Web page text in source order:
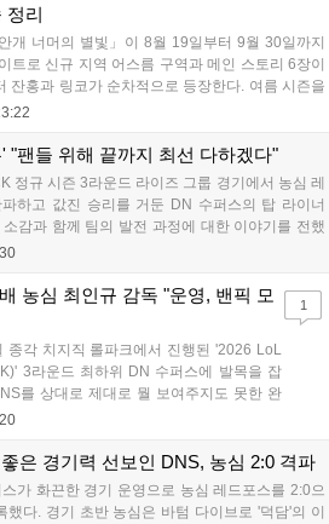
정리
개 너머의 별빛」이 8월 19일부터 9월 30일까지
트로 신규 지역 어스름 구역과 메인 스토리 6장이
잔홍과 링코가 순차적으로 등장한다. 여름 시즌을
오토바이 등 다채로운 이벤트가 열리고, 캐릭터
제공되며, 상세 일정은 공식 채널을 통해 확인할
"팬들 위해 끝까지 최선 다하겠다"
정규 시즌 3라운드 라이즈 그룹 경기에서 농심 레
하고 값진 승리를 거둔 DN 수퍼스의 탑 라이너
감과 함께 팀의 발전 과정에 대한 이야기를 전했
완승에 대해 '두두'는 "진짜 오랜만에 거둔 2:0 승
농심 최인규 감독 "운영, 밴픽 모
종각 치지직 롤파크에서 진행된 '2026 LoL
3라운드 최하위 DN 수퍼스에 발목을 잡
를 상대로 제대로 뭘 보여주지도 못한 완
하 농심 레드포스 최인규 감독과 '리헨즈'
1
은 경기력 선보인 DNS, 농심 2:0 격파
가 화끈한 경기 운영으로 농심 레드포스를 2:0으
했다. 경기 초반 농심은 바텀 다이브로 '덕담'의 이